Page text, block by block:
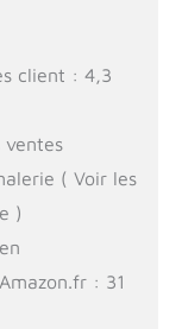
client : 4,3
ventes
( Voir les
)
: 31